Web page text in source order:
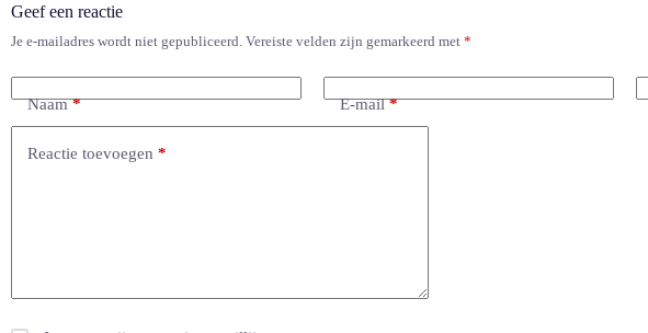
Geef een reactie
Je e-mailadres wordt niet gepubliceerd. Vereiste velden zijn gemarkeerd met *
Naam* E-mail*
Reactie toevoegen *